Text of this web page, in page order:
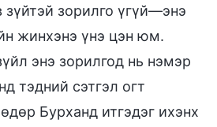
зүйтэй зорилго үгүй—энэ
жинхэнэ үнэ цэн юм.
энэ зорилгод нь нэмэр
тэдний сэтгэл огт
Бурханд итгэдэг ихэнх